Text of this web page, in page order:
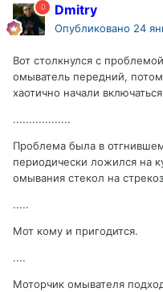
Dmitry
Опубликовано 24
Вот столкнулся с
омыватель передний,
хаотично начали
..................
Проблема была в
периодически ложился на
омывания стекол на
.....
Мот кому и пригодится.
....
Моторчик омывателя